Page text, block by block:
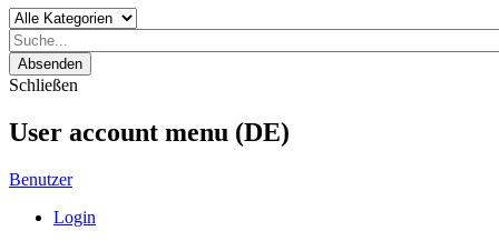
Absenden
Schließen
User account menu (DE)
Benutzer
Login